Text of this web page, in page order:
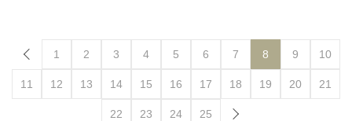
1 2 3 4 5 6 7 8 9 10
11 12 13 14 15 16 17 18 19 20 21
22 23 24 25